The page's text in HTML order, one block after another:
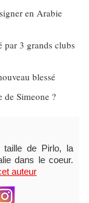
en Arabie
par 3 grands clubs
blessé
Simeone ?
taille de Pirlo, la
dans le coeur.
auteur